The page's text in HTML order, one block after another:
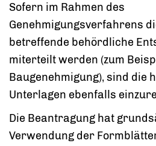
Sofern im Rahmen des
Genehmigungsverfahrens
betreffende behördliche
miterteilt werden (zum
Baugenehmigung), sind die
Unterlagen ebenfalls
Die Beantragung hat
Verwendung der